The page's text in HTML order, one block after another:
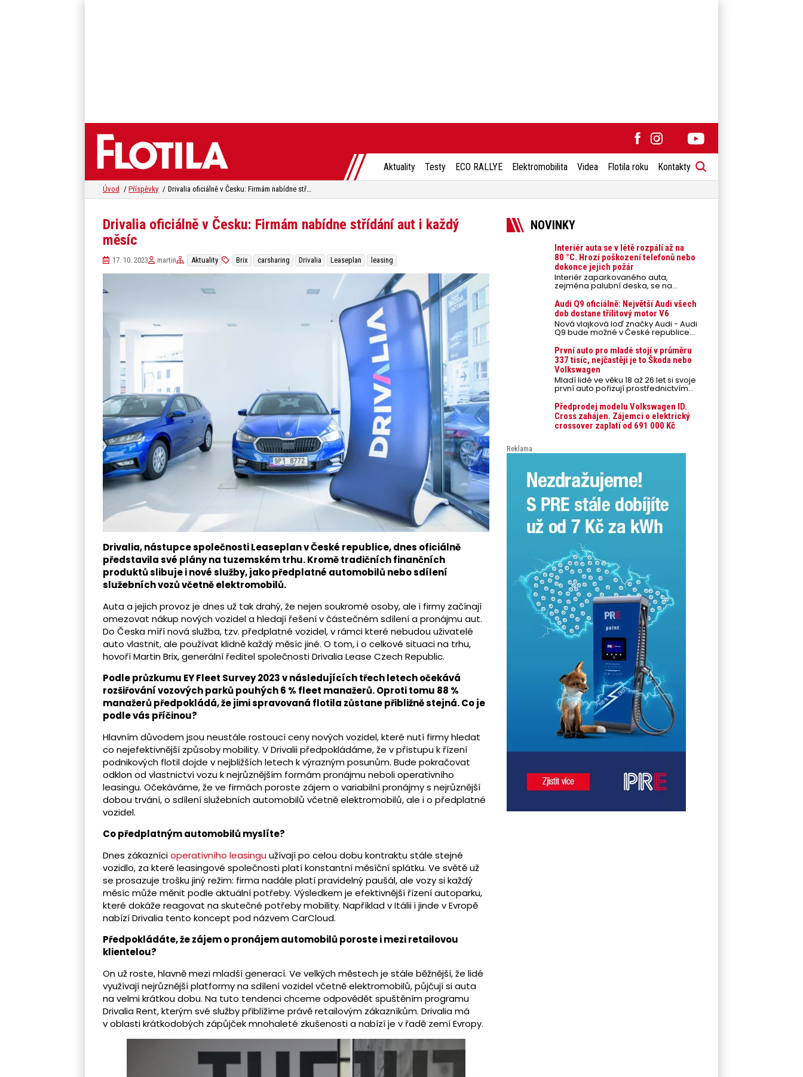
Aktuality Testy ECO RALLYE Elektromobilita Videa Flotila roku Kontakty
Úvod Příspěvky Drivalia oficiálně v Česku: Firmám nabídne střídání aut i každý měsíc
Drivalia oficiálně v Česku: Firmám nabídne střídání aut i každý
měsíc
17. 10. 2023 martin Aktuality Brix carsharing Drivalia Leaseplan leasing
Drivalia, nástupce společnosti Leaseplan v České republice, dnes oficiálně
představila své plány na tuzemském trhu. Kromě tradičních finančních
produktů slibuje i nové služby, jako předplatné automobilů nebo sdílení
služebních vozů včetně elektromobilů.
Auta a jejich provoz je dnes už tak drahý, že nejen soukromé osoby, ale i firmy začínají
omezovat nákup nových vozidel a hledají řešení v částečném sdílení a pronájmu aut.
Do Česka míří nová služba, tzv. předplatné vozidel, v rámci které nebudou uživatelé
auto vlastnit, ale používat klidně každý měsíc jiné. O tom, i o celkové situaci na trhu,
hovoří Martin Brix, generální ředitel společnosti Drivalia Lease Czech Republic.
Podle průzkumu EY Fleet Survey 2023v následujících třech letech očekává
rozšiřování vozových parků pouhých 6 % fleet manažerů. Oproti tomu 88 %
manažerů předpokládá, že jimi spravovaná flotila zůstane přibližně stejná. Co je
podle vás příčinou?
Hlavním důvodem jsou neustále rostoucí ceny nových vozidel, které nutí firmy hledat
co nejefektivnější způsoby mobility. V Drivalii předpokládáme, že v přístupu k řízení
podnikových flotil dojde v nejbližších letech k výrazným posunům. Bude pokračovat
odklon od vlastnictví vozu k nejrůznějším formám pronájmu neboli operativního
leasingu. Očekáváme, že ve firmách poroste zájem o variabilní pronájmy s nejrůznější
dobou trvání, o sdílení služebních automobilů včetně elektromobilů, ale i o předplatné
vozidel.
Co předplatným automobilů myslíte?
Dnes zákaznícioperativního leasinguužívají po celou dobu kontraktu stále stejné
vozidlo, za které leasingové společnosti platí konstantní měsíční splátku. Ve světě už
se prosazuje trošku jiný režim: firma nadále platí pravidelný paušál, ale vozy si každý
měsíc může měnit podle aktuální potřeby. Výsledkem je efektivnější řízení autoparku,
které dokáže reagovat na skutečné potřeby mobility. Například v Itálii i jinde v Evropě
nabízí Drivalia tento koncept pod názvem CarCloud.
Předpokládáte, že zájem o pronájem automobilů poroste i mezi retailovou
klientelou?
On už roste, hlavně mezi mladší generací. Ve velkých městech je stále běžnější, že lidé
využívají nejrůznější platformy na sdílení vozidel včetně elektromobilů, půjčují si auta
na velmi krátkou dobu. Na tuto tendenci chceme odpovědět spuštěním programu
Drivalia Rent, kterým své služby přiblížíme právě retailovým zákazníkům. Drivalia má
v oblasti krátkodobých zápůjček mnohaleté zkušenosti a nabízí je v řadě zemí Evropy.
NOVINKY
Interiér auta se v létě rozpálí až na
80 °C. Hrozí poškození telefonů nebo
dokonce jejich požár
Interiér zaparkovaného auta,
zejména palubní deska, se na
přímém slunci může během letních
veder rozpálit až na 80 °C. Takové
teploty představují nebezpečí pro
odložené mobilní telefony,
powerbanky nebo notebooky. Můžou
urychlit stárnutí baterií, poškodit
případech i zvýšit riziko požáru.
Audi Q9 oficiálně: Největší Audi všech
dob dostane třílitový motor V6
Nová vlajková loď značky Audi - Audi
Q9 bude možné v České republice
objednávat od prvního srpnového
týdne 2026, kde budou oznámeny
také české ceny.
První auto pro mladé stojí v průměru
337 tisíc, nejčastěji je to Škoda nebo
Volkswagen
Mladí lidé ve věku 18 až 26 let si svoje
první auto pořizují prostřednictvím
úvěrového financování jako ojeté. Je
to tak u 93,3 % lidí, jen 6,7 % si pořídí
nové auto. Průměrná pořizovací
cena vozu dosahuje 337 tisíc korun a
průměrná financovaná částka
posledních 10 let (2016–2026).
Předprodej modelu Volkswagen ID.
Cross zahájen. Zájemci o elektrický
crossover zaplatí od 691 000 Kč
Reklama